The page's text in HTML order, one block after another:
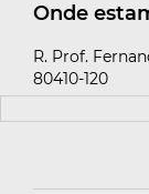
Onde
R. Prof.
80410-120